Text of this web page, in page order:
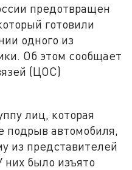
предотвращен
готовили
одного из
Об этом сообщает
(ЦОС)
лиц, которая
подрыв автомобиля,
из представителей
них было изъято